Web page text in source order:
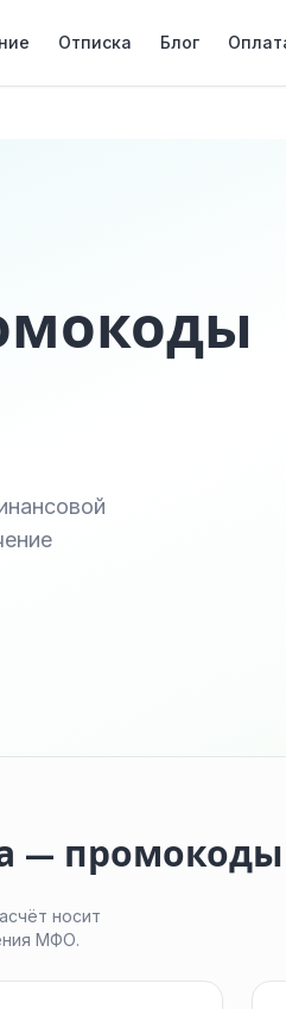
Отписка Блог
— промокоды
носит
МФО.